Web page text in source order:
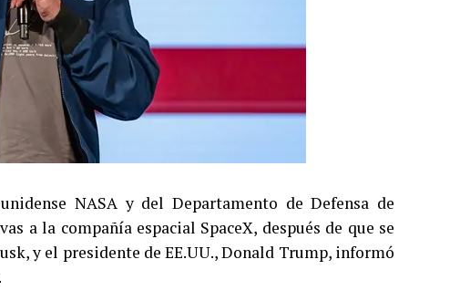
NASA y del Departamento de Defensa de
a la compañía espacial SpaceX, después de que se
y el presidente de EE.UU., Donald Trump, informó